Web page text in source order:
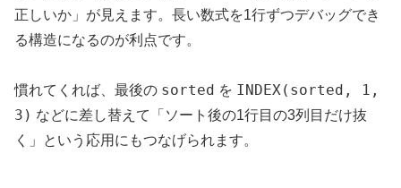
正しいか」が見えます。長い数式を1行ずつデバッグでき
る構造になるのが利点です。
慣れてくれば、最後の sorted を INDEX(sorted, 1,
3) などに差し替えて「ソート後の1行目の3列目だけ抜
く」という応用にもつなげられます。